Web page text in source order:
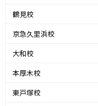
鶴見校
京急久里浜校
大和校
本厚木校
東戸塚校